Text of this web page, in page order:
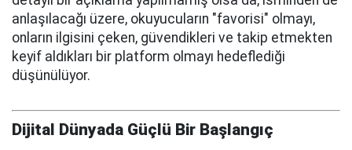
anlaşılacağı üzere, okuyucuların "favorisi" olmayı,
onların ilgisini çeken, güvendikleri ve takip etmekten
keyif aldıkları bir platform olmayı hedeflediği
düşünülüyor.
Dijital Dünyada Güçlü Bir Başlangıç